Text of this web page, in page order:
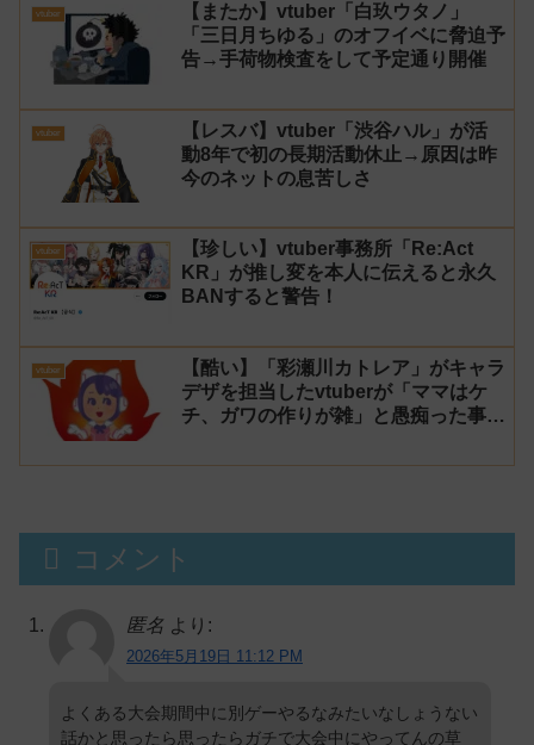
vtuber
【またか】vtuber「白玖ウタノ」
「三日月ちゆる」のオフイベに脅迫予
告→手荷物検査をして予定通り開催
vtuber
【レスバ】vtuber「渋谷ハル」が活
動8年で初の長期活動休止→原因は昨
今のネットの息苦しさ
vtuber
【珍しい】vtuber事務所「Re:Act
KR」が推し変を本人に伝えると永久
BANすると警告！
vtuber
【酷い】「彩瀬川カトレア」がキャラ
デザを担当したvtuberが「ママはケ
チ、ガワの作りが雑」と愚痴った事が
コメント
匿名 より:
2026年5月19日 11:12 PM
よくある大会期間中に別ゲーやるなみたいなしょうない
話かと思ったら思ったらガチで大会中にやってんの草